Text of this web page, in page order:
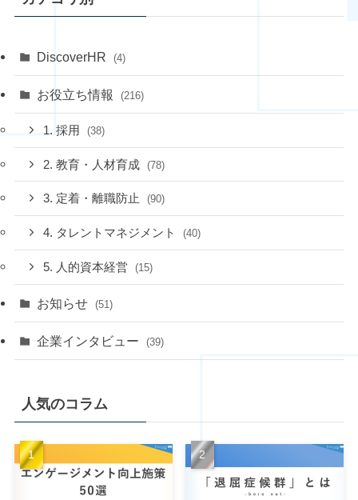
DiscoverHR (4)
お役立ち情報 (216)
1. 採用 (38)
2. 教育・人材育成 (78)
3. 定着・離職防止 (90)
4. タレントマネジメント (40)
5. 人的資本経営 (15)
お知らせ (51)
企業インタビュー (39)
人気のコラム